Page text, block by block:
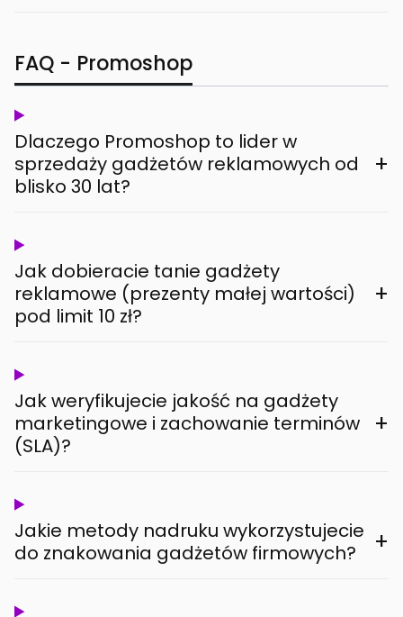
FAQ - Promoshop
Dlaczego Promoshop to lider w
sprzedaży gadżetów reklamowych od
blisko 30 lat?
+
Jak dobieracie tanie gadżety
reklamowe (prezenty małej wartości)
pod limit 10 zł?
+
Jak weryfikujecie jakość na gadżety
marketingowe i zachowanie terminów
(SLA)?
+
Jakie metody nadruku wykorzystujecie
do znakowania gadżetów firmowych?
+